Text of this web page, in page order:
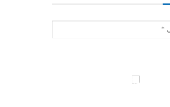
لقانون النفاذ إلى المعلومة